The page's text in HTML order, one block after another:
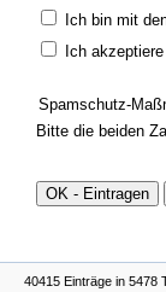
Ich bin mit
Ich
Spamschutz-
Bitte die beiden
40415 Einträge in 5478